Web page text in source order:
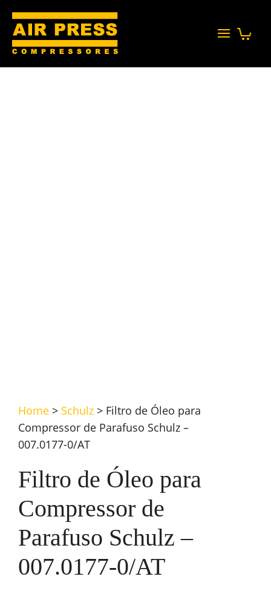
Home > Schulz > Filtro de Óleo para
Compressor de Parafuso Schulz –
007.0177-0/AT
Filtro de Óleo para
Compressor de
Parafuso Schulz –
007.0177-0/AT